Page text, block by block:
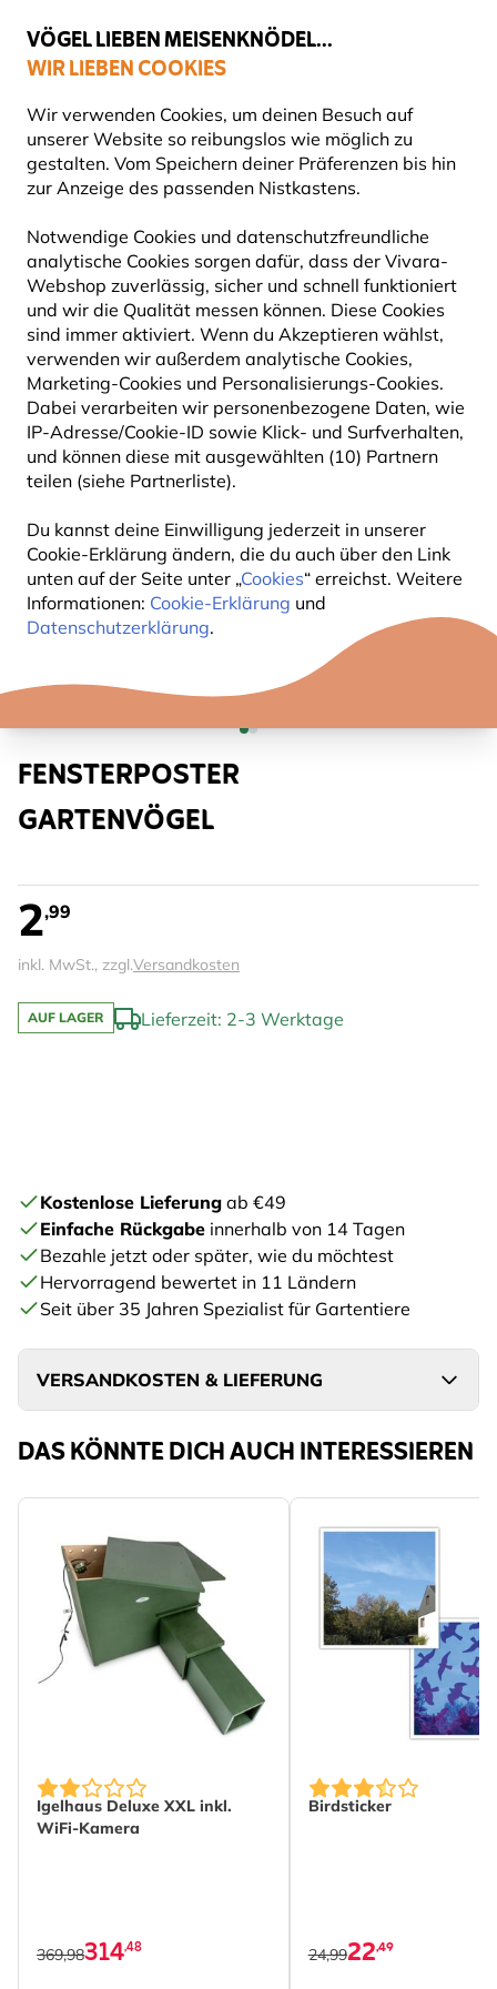
VÖGEL LIEBEN MEISENKNÖDEL...
WIR LIEBEN COOKIES
Wir verwenden Cookies, um deinen Besuch auf
unserer Website so reibungslos wie möglich zu
gestalten. Vom Speichern deiner Präferenzen bis hin
zur Anzeige des passenden Nistkastens.
Notwendige Cookies und datenschutzfreundliche
analytische Cookies sorgen dafür, dass der Vivara-
Webshop zuverlässig, sicher und schnell funktioniert
und wir die Qualität messen können. Diese Cookies
sind immer aktiviert. Wenn du Akzeptieren wählst,
verwenden wir außerdem analytische Cookies,
Marketing-Cookies und Personalisierungs-Cookies.
Dabei verarbeiten wir personenbezogene Daten, wie
IP-Adresse/Cookie-ID sowie Klick- und Surfverhalten,
und können diese mit ausgewählten (10) Partnern
teilen (siehe Partnerliste).
Du kannst deine Einwilligung jederzeit in unserer
Cookie-Erklärung ändern, die du auch über den Link
unten auf der Seite unter „Cookies“ erreichst. Weitere
Informationen: Cookie-Erklärung und
Datenschutzerklärung.
Gratis Versand ab 49 €
Naturbeobachtung Bücher
FENSTERPOSTER
GARTENVÖGEL
2,99
inkl. MwSt., zzgl.Versandkosten
AUF LAGER Lieferzeit: 2-3 Werktage
Kostenlose Lieferung ab €49
Einfache Rückgabe innerhalb von 14 Tagen
Bezahle jetzt oder später, wie du möchtest
Hervorragend bewertet in 11 Ländern
Seit über 35 Jahren Spezialist für Gartentiere
VERSANDKOSTEN & LIEFERUNG
DAS KÖNNTE DICH AUCH INTERESSIEREN
Igelhaus Deluxe XXL inkl.
WiFi-Kamera
The price depends on the options chosen on the
369,98314,48
Birdsticker
22,49
24,99